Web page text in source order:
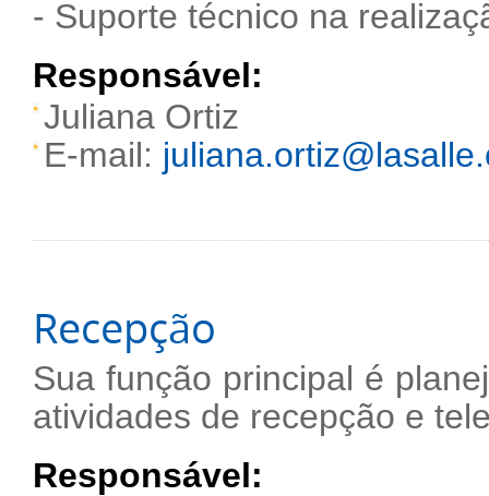
- Suporte técnico na
Responsável:
Juliana Ortiz
E-mail:
Recepção
Sua função principal é
atividades de recepção e
Responsável: